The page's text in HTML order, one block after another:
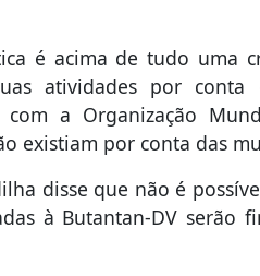
é acima de tudo uma
atividades por
com a Organização
existiam por conta das
disse que não é
à Butantan-DV serão